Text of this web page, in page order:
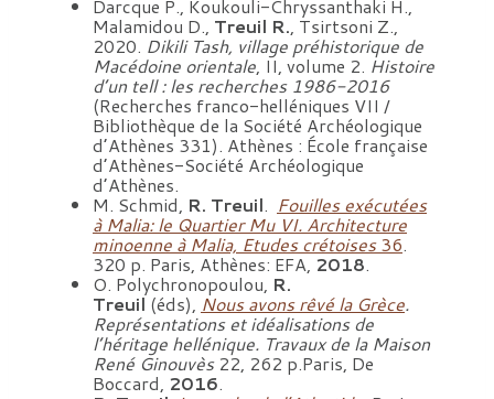
Darcque P., Koukouli-Chryssanthaki H.,
Malamidou D., Treuil R., Tsirtsoni Z.,
2020. Dikili Tash, village préhistorique de
Macédoine orientale, II, volume 2. Histoire
d’un tell : les recherches 1986-2016
(Recherches franco-helléniques VII /
Bibliothèque de la Société Archéologique
d’Athènes 331). Athènes : École française
d’Athènes-Société Archéologique
d’Athènes.
M. Schmid, R. Treuil. Fouilles exécutées
à Malia: le Quartier Mu VI. Architecture
minoenne à Malia, Etudes crétoises36.
320 p. Paris, Athènes: EFA, 2018.
O. Polychronopoulou, R.
Treuil(éds), Nous avons rêvé la Grèce.
Représentations et idéalisations de
l’héritage hellénique. Travaux de la Maison
René Ginouvès22, 262 p.Paris, De
Boccard, 2016.